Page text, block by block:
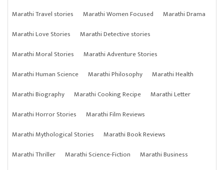
Marathi Travel stories
Marathi Women Focused
Marathi Drama
Marathi Love Stories
Marathi Detective stories
Marathi Moral Stories
Marathi Adventure Stories
Marathi Human Science
Marathi Philosophy
Marathi Health
Marathi Biography
Marathi Cooking Recipe
Marathi Letter
Marathi Horror Stories
Marathi Film Reviews
Marathi Mythological Stories
Marathi Book Reviews
Marathi Thriller
Marathi Science-Fiction
Marathi Business